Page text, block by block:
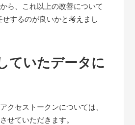
ら、これ以上の改善について
するのが良いかと考えまし
ていたデータに
クセストークンについては、
せていただきます。